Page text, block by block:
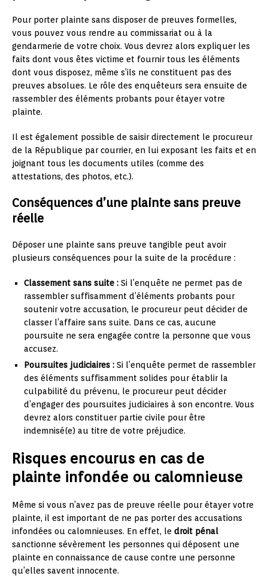
Pour porter plainte sans disposer de preuves formelles,
vous pouvez vous rendre au commissariat ou à la
gendarmerie de votre choix. Vous devrez alors expliquer les
faits dont vous êtes victime et fournir tous les éléments
dont vous disposez, même s’ils ne constituent pas des
preuves absolues. Le rôle des enquêteurs sera ensuite de
rassembler des éléments probants pour étayer votre
plainte.
Il est également possible de saisir directement le procureur
de la République par courrier, en lui exposant les faits et en
joignant tous les documents utiles (comme des
attestations, des photos, etc.).
Conséquences d’une plainte sans preuve
réelle
Déposer une plainte sans preuve tangible peut avoir
plusieurs conséquences pour la suite de la procédure :
Classement sans suite : Si l’enquête ne permet pas de
rassembler suffisamment d’éléments probants pour
soutenir votre accusation, le procureur peut décider de
classer l’affaire sans suite. Dans ce cas, aucune
poursuite ne sera engagée contre la personne que vous
accusez.
Poursuites judiciaires : Si l’enquête permet de rassembler
des éléments suffisamment solides pour établir la
culpabilité du prévenu, le procureur peut décider
d’engager des poursuites judiciaires à son encontre. Vous
devrez alors constituer partie civile pour être
indemnisé(e) au titre de votre préjudice.
Risques encourus en cas de
plainte infondée ou calomnieuse
Même si vous n’avez pas de preuve réelle pour étayer votre
plainte, il est important de ne pas porter des accusations
infondées ou calomnieuses. En effet, le droit pénal
sanctionne sévèrement les personnes qui déposent une
plainte en connaissance de cause contre une personne
qu’elles savent innocente.